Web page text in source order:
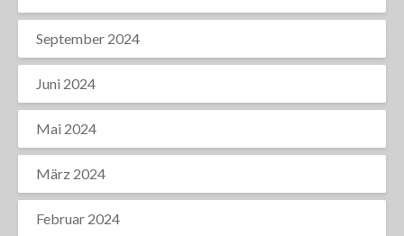
September 2024
Juni 2024
Mai 2024
März 2024
Februar 2024